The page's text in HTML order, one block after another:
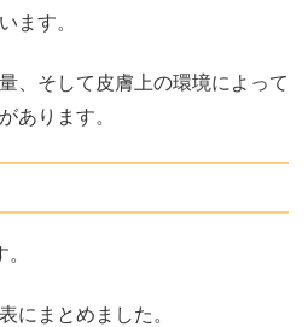
ます。
、そして皮膚上の環境によって
あります。
にまとめました。